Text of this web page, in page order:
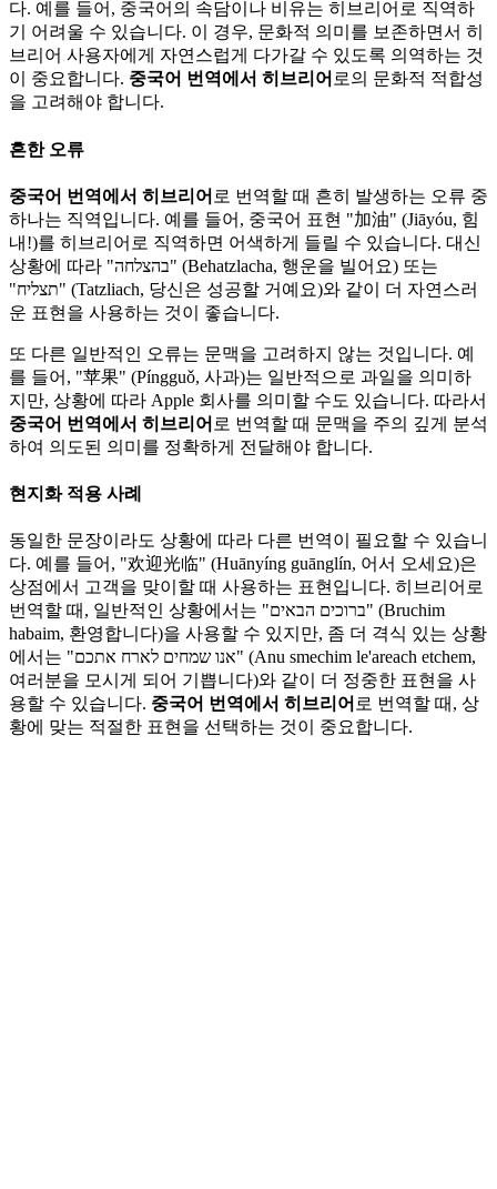
다. 예를 들어, 중국어의 속담이나 비유는 히브리어로 직역하
기 어려울 수 있습니다. 이 경우, 문화적 의미를 보존하면서 히
브리어 사용자에게 자연스럽게 다가갈 수 있도록 의역하는 것
이 중요합니다. 중국어 번역에서 히브리어 로의 문화적 적합성
을 고려해야 합니다.
흔한 오류
중국어 번역에서 히브리어 로 번역할 때 흔히 발생하는 오류 중
하나는 직역입니다. 예를 들어, 중국어 표현 "加油" (Jiāyóu, 힘
내!)를 히브리어로 직역하면 어색하게 들릴 수 있습니다. 대신
상황에 따라 "בהצלחה" (Behatzlacha, 행운을 빌어요) 또는
"תצליח" (Tatzliach, 당신은 성공할 거예요)와 같이 더 자연스러
운 표현을 사용하는 것이 좋습니다.
또 다른 일반적인 오류는 문맥을 고려하지 않는 것입니다. 예
를 들어, "苹果" (Píngguǒ, 사과)는 일반적으로 과일을 의미하
지만, 상황에 따라 Apple 회사를 의미할 수도 있습니다. 따라서
중국어 번역에서 히브리어 로 번역할 때 문맥을 주의 깊게 분석
하여 의도된 의미를 정확하게 전달해야 합니다.
현지화 적용 사례
동일한 문장이라도 상황에 따라 다른 번역이 필요할 수 있습니
다. 예를 들어, "欢迎光临" (Huānyíng guānglín, 어서 오세요)은
상점에서 고객을 맞이할 때 사용하는 표현입니다. 히브리어로
번역할 때, 일반적인 상황에서는 "ברוכים הבאים" (Bruchim
habaim, 환영합니다)을 사용할 수 있지만, 좀 더 격식 있는 상황
에서는 "אנו שמחים לארח אתכם" (Anu smechim le'areach etchem,
여러분을 모시게 되어 기쁩니다)와 같이 더 정중한 표현을 사
용할 수 있습니다. 중국어 번역에서 히브리어 로 번역할 때, 상
황에 맞는 적절한 표현을 선택하는 것이 중요합니다.